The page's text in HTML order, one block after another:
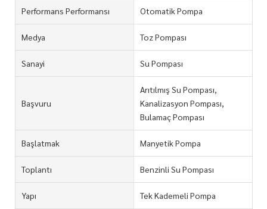
Performans Performansı Otomatik Pompa
Medya Toz Pompası
Sanayi Su Pompası
Başvuru
Arıtılmış Su Pompası,
Kanalizasyon Pompası,
Bulamaç Pompası
Başlatmak Manyetik Pompa
Toplantı Benzinli Su Pompası
Yapı Tek Kademeli Pompa